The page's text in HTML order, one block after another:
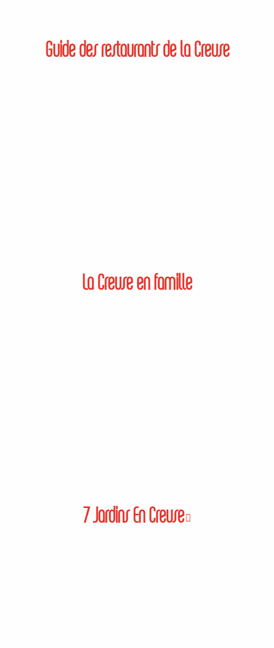
Guide des restaurants de la Creuse
La Creuse en famille
7 Jardins En Creuse